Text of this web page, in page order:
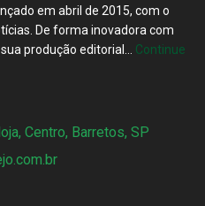
em abril de 2015, com o
De forma inovadora com
produção editorial… Continue
Centro, Barretos, SP